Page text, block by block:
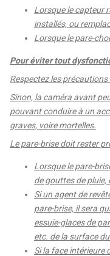
Lorsque le capteur
installés, ou
Lorsque le pare-
Pour éviter tout
Respectez les
Sinon, la caméra avant
pouvant conduire à un
graves, voire mortelles.
Le pare-brise doit rester
Lorsque le pare-
de gouttes de pluie,
Si un agent de
pare-brise, il sera
essuie-glaces de
etc. de la surface
Si la face intérieure